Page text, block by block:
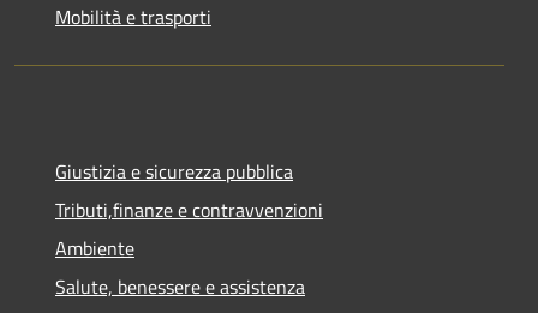
Mobilità e trasporti
Giustizia e sicurezza pubblica
Tributi,finanze e contravvenzioni
Ambiente
Salute, benessere e assistenza